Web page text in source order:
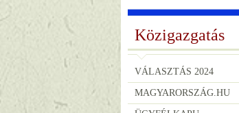
Közigazgatás
VÁLASZTÁS 2024
MAGYARORSZÁG.HU